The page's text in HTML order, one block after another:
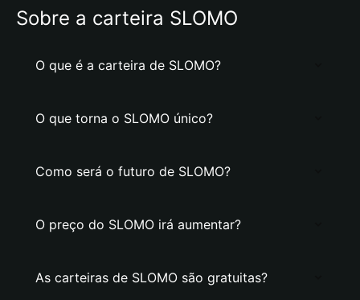
Sobre a carteira SLOMO
O que é a carteira de SLOMO?
O que torna o SLOMO único?
Como será o futuro de SLOMO?
O preço do SLOMO irá aumentar?
As carteiras de SLOMO são gratuitas?